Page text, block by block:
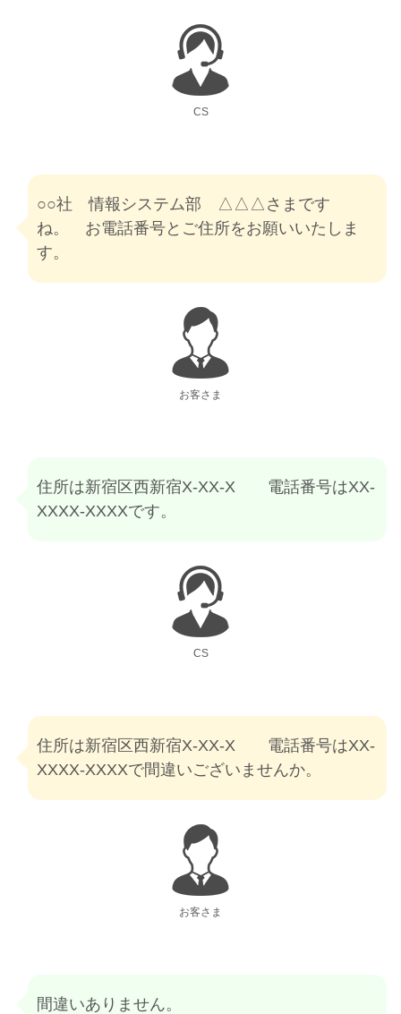
CS
○○社 情報システム部 △△△さまです
ね。 お電話番号とご住所をお願いいたしま
す。
お客さま
住所は新宿区西新宿X-XX-X 電話番号はXX-
XXXX-XXXXです。
CS
住所は新宿区西新宿X-XX-X 電話番号はXX-
XXXX-XXXXで間違いございませんか。
お客さま
間違いありません。